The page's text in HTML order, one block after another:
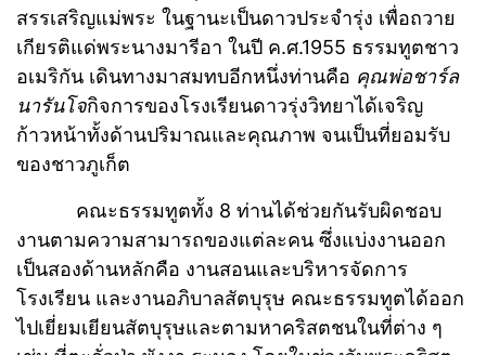
สรรเสริญแม่พระ ในฐานะเป็นดาวประจำรุ่ง เพื่อถวาย
เกียรติแด่พระนางมารีอา ในปี ค.ศ.1955 ธรรมทูตชาว
อเมริกัน เดินทางมาสมทบอีกหนึ่งท่านคือ คุณพ่อชาร์ล
นารันโจกิจการของโรงเรียนดาวรุ่งวิทยาได้เจริญ
ก้าวหน้าทั้งด้านปริมาณและคุณภาพ จนเป็นที่ยอมรับ
ของชาวภูเก็ต
คณะธรรมทูตทั้ง 8 ท่านได้ช่วยกันรับผิดชอบ
งานตามความสามารถของแต่ละคน ซึ่งแบ่งงานออก
เป็นสองด้านหลักคือ งานสอนและบริหารจัดการ
โรงเรียน และงานอภิบาลสัตบุรุษ คณะธรรมทูตได้ออก
ไปเยี่ยมเยียนสัตบุรุษและตามหาคริสตชนในที่ต่าง ๆ